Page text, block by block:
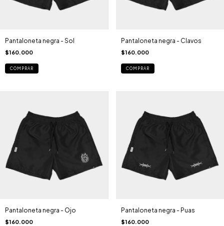
Pantaloneta negra - Sol
$160.000
COMPRAR
Pantaloneta negra - Clavos
$160.000
COMPRAR
Pantaloneta negra - Ojo
$160.000
Pantaloneta negra - Puas
$160.000